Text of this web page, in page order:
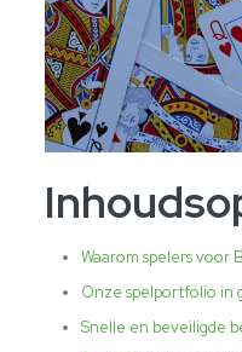
Waarom spelers voor
Onze spelportfolio in
Snelle en beveiligde